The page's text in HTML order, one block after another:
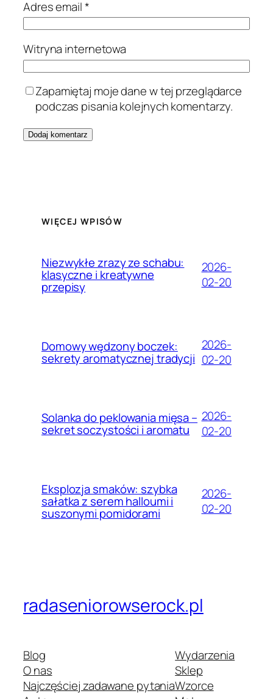
Adres email*
Witryna internetowa
Zapamiętaj moje dane w tej przeglądarce
podczas pisania kolejnych komentarzy.
WIĘCEJ WPISÓW
Niezwykłe zrazy ze schabu:
klasyczne i kreatywne
przepisy
2026-
02-20
Domowy wędzony boczek:
sekrety aromatycznej tradycji
2026-
02-20
Solanka do peklowania mięsa –
sekret soczystości i aromatu
2026-
02-20
Eksplozja smaków: szybka
sałatka z serem halloumi i
suszonymi pomidorami
2026-
02-20
radaseniorowserock.pl
Blog
O nas
Najczęściej zadawane pytania
Wydarzenia
Sklep
Wzorce